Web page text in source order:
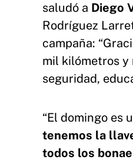
saludó a Diego
Rodríguez
campaña:
mil kilómetros y
seguridad,
“El domingo es
tenemos la
todos los